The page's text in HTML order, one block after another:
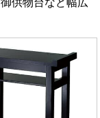
供物台など幅広